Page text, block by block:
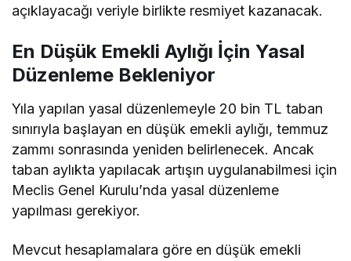
açıklayacağı veriyle birlikte resmiyet kazanacak.
En Düşük Emekli Aylığı İçin Yasal
Düzenleme Bekleniyor
Yıla yapılan yasal düzenlemeyle 20 bin TL taban
sınırıyla başlayan en düşük emekli aylığı, temmuz
zammı sonrasında yeniden belirlenecek. Ancak
taban aylıkta yapılacak artışın uygulanabilmesi için
Meclis Genel Kurulu’nda yasal düzenleme
yapılması gerekiyor.
Mevcut hesaplamalara göre en düşük emekli